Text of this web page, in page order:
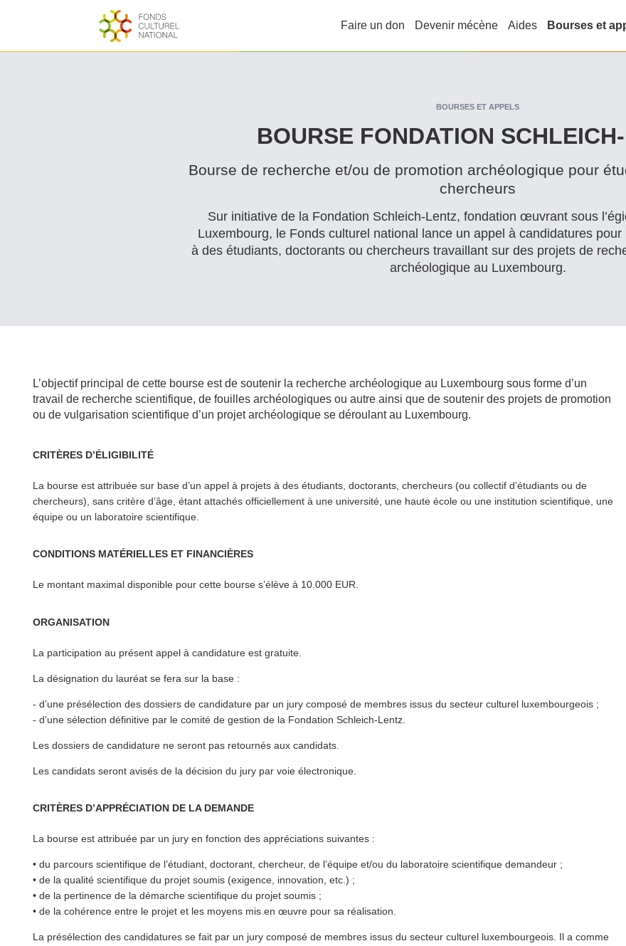
Faire un don Devenir mécène Aides Bourses et
BOURSES ET APPELS
BOURSE FONDATION
Bourse de recherche et/​ou de promotion archéologique pour
chercheurs
Sur initiative de la Fondation Schleich-Lentz, fondation œuvrant sous
Luxembourg, le Fonds culturel national lance un appel à can­di­da­tures pour
à des étudiants, doctorants ou chercheurs travaillant sur des projets de
archéologique au Luxembourg.
L’objectif principal de cette bourse est de soutenir la recherche archéologique au Luxembourg sous forme d’un
travail de recherche sci­en­tifique, de fouilles archéologiques ou autre ainsi que de soutenir des projets de promotion
ou de vul­gar­i­sa­tion sci­en­tifique d’un projet archéologique se déroulant au Luxembourg.
CRITÈRES D’ÉLIGIBILITÉ
La bourse est attribuée sur base d’un appel à projets à des étudiants, doctorants, chercheurs (ou collectif d’étudiants ou de
chercheurs), sans critère d’âge, étant attachés offi­cielle­ment à une université, une haute école ou une institution sci­en­tifique, une
équipe ou un laboratoire scientifique.
CONDITIONS MATÉRIELLES ET FINANCIÈRES
Le montant maximal disponible pour cette bourse s’élève à 10.000 EUR.
ORGANISATION
La par­tic­i­pa­tion au présent appel à candidature est gratuite.
La désignation du lauréat se fera sur la base :
- d’une présélec­tion des dossiers de candidature par un jury composé de membres issus du secteur culturel lux­em­bour­geois ;
- d’une sélection définitive par le comité de gestion de la Fondation Schleich-Lentz.
Les dossiers de candidature ne seront pas retournés aux candidats.
Les candidats seront avisés de la décision du jury par voie électronique.
CRITÈRES D’APPRÉCIATION DE LA DEMANDE
La bourse est attribuée par un jury en fonction des appréciations suivantes :
• du parcours sci­en­tifique de l’étudiant, doctorant, chercheur, de l’équipe et/​ou du laboratoire sci­en­tifique demandeur ;
• de la qualité sci­en­tifique du projet soumis (exigence, innovation, etc.) ;
• de la pertinence de la démarche sci­en­tifique du projet soumis ;
• de la cohérence entre le projet et les moyens mis en œuvre pour sa réalisation.
La présélec­tion des can­di­da­tures se fait par un jury composé de membres issus du secteur culturel lux­em­bour­geois. Il a comme